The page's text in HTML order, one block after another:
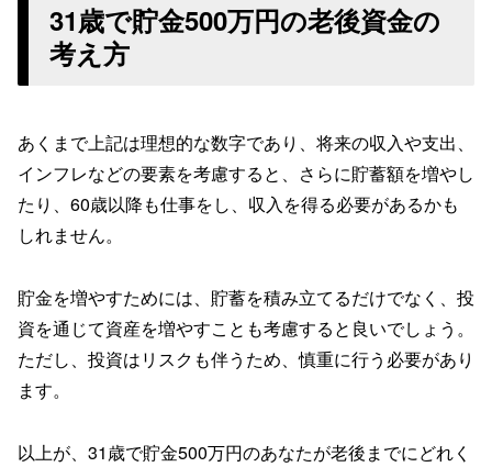
31歳で貯金500万円の老後資金の
考え方
あくまで上記は理想的な数字であり、将来の収入や支出、
インフレなどの要素を考慮すると、さらに貯蓄額を増やし
たり、60歳以降も仕事をし、収入を得る必要があるかも
しれません。
貯金を増やすためには、貯蓄を積み立てるだけでなく、投
資を通じて資産を増やすことも考慮すると良いでしょう。
ただし、投資はリスクも伴うため、慎重に行う必要があり
ます。
以上が、31歳で貯金500万円のあなたが老後までにどれく